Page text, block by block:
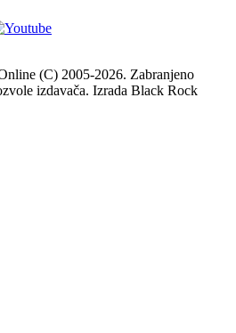
(C) 2005-2026. Zabranjeno
izdavača. Izrada Black Rock